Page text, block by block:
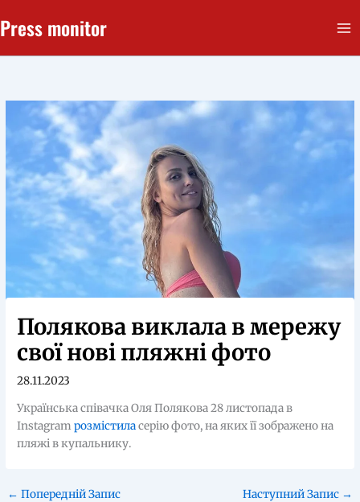
до
Press monitor
Полякова виклала в мережу
свої нові пляжні фото
28.11.2023
Українська співачка Оля Полякова 28 листопада в
Instagramрозмістиласерію фото, на яких її зображено на
пляжі в купальнику.
← Попередній Запис Наступний Запис →